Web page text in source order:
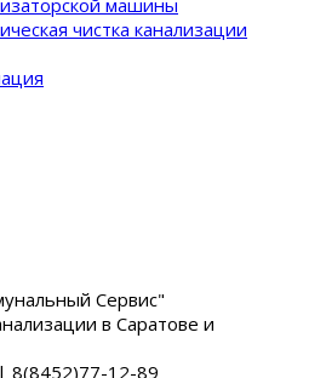
чистка канализации
Сервис"
в Саратове и
8(8452)77-12-89